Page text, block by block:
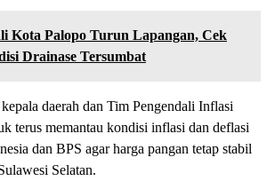
Kota Palopo Turun Lapangan, Cek
Drainase Tersumbat
daerah dan Tim Pengendali Inflasi
terus memantau kondisi inflasi dan deflasi
dan BPS agar harga pangan tetap stabil
Selatan.